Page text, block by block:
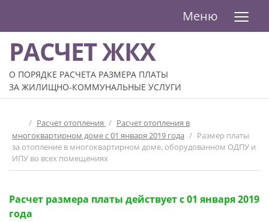
Меню ≡
РАСЧЕТ ЖКХ
О ПОРЯДКЕ РАСЧЕТА РАЗМЕРА ПЛАТЫ
ЗА ЖИЛИЩНО-КОММУНАЛЬНЫЕ УСЛУГИ
/ Расчет отопления / Расчет отопления в
многоквартирном доме с 01 января 2019 года / Размер платы
за отопление в многоквартирном доме, оборудованном ОДПУ и
ИПУ во всех помещениях
Расчет размера платы действует с 01 января 2019
года